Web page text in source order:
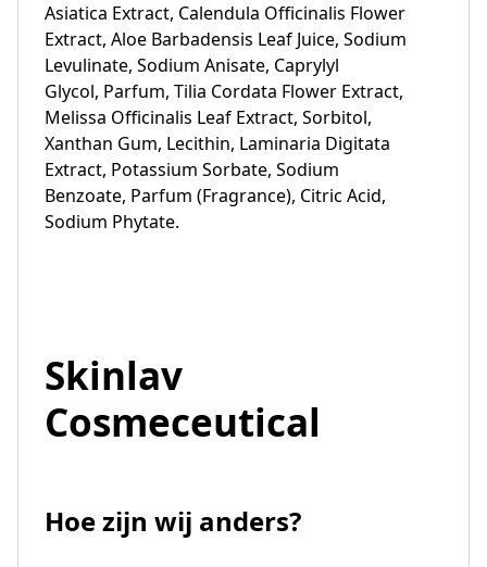
Asiatica Extract, Calendula Officinalis Flower
Extract, Aloe Barbadensis Leaf Juice, Sodium
Levulinate, Sodium Anisate, Caprylyl
Glycol, Parfum, Tilia Cordata Flower Extract,
Melissa Officinalis Leaf Extract, Sorbitol,
Xanthan Gum, Lecithin, Laminaria Digitata
Extract, Potassium Sorbate, Sodium
Benzoate, Parfum (Fragrance), Citric Acid,
Sodium Phytate.
Skinlav
Cosmeceutical
Hoe zijn wij anders?